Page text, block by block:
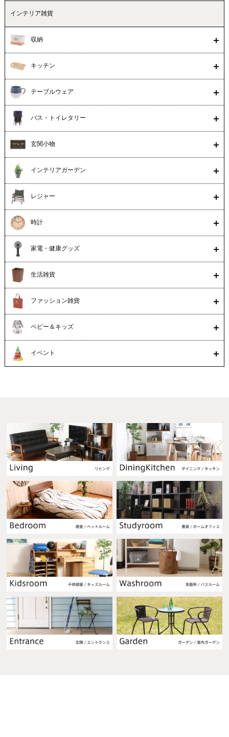
インテリア雑貨
収納
キッチン
テーブルウェア
バス・トイレタリー
玄関小物
インテリアガーデン
レジャー
時計
家電・健康グッズ
生活雑貨
ファッション雑貨
ベビー＆キッズ
イベント